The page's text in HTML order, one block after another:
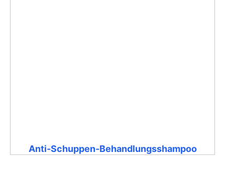
Anti-Schuppen-Behandlungsshampoo